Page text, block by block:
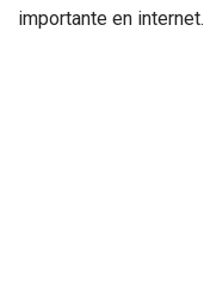
importante en internet.